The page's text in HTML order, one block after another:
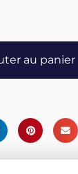
:
aussi
les meilleurs
au panier